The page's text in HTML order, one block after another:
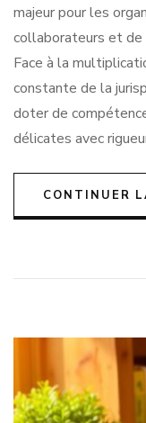
majeur pour les
collaborateurs et
Face à la
constante de la
doter de
délicates avec
CONTINUER